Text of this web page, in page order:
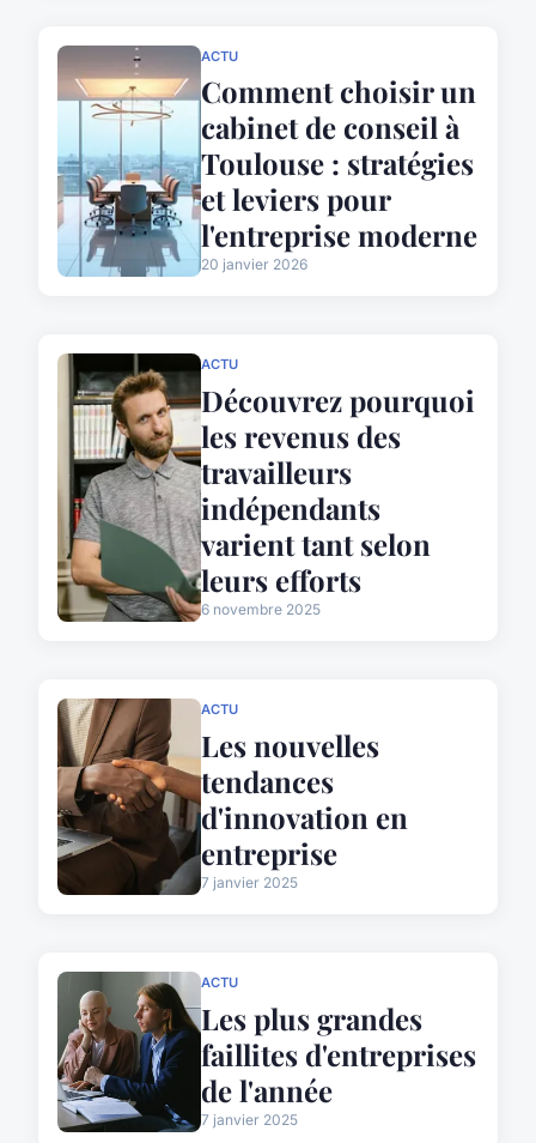
ACTU
Comment choisir un
cabinet de conseil à
Toulouse : stratégies
et leviers pour
l'entreprise moderne
20 janvier 2026
ACTU
Découvrez pourquoi
les revenus des
travailleurs
indépendants
varient tant selon
leurs efforts
6 novembre 2025
ACTU
Les nouvelles
tendances
d'innovation en
entreprise
7 janvier 2025
ACTU
Les plus grandes
faillites d'entreprises
de l'année
7 janvier 2025